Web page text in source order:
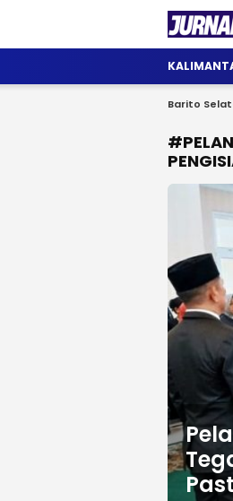
Jurnalis
Satu
Barito